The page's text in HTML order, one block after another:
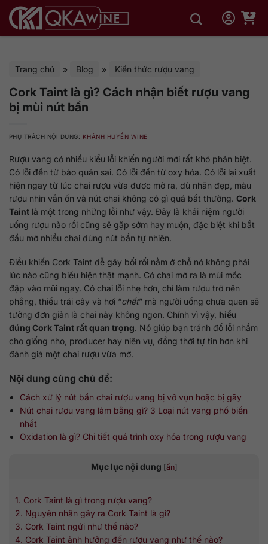
qua
Trang chủ » Blog » Kiến thức rượu vang
Cork Taint là gì? Cách nhận biết rượu vang
bị mùi nút bần
PHỤ TRÁCH NỘI DUNG: KHÁNH HUYỀN WINE
Rượu vang có nhiều kiểu lỗi khiến người mới rất khó phân biệt.
Có lỗi đến từ bảo quản sai. Có lỗi đến từ oxy hóa. Có lỗi lại xuất
hiện ngay từ lúc chai rượu vừa được mở ra, dù nhãn đẹp, màu
rượu nhìn vẫn ổn và nút chai không có gì quá bất thường. Cork
Taint là một trong những lỗi như vậy. Đây là khái niệm người
uống rượu nào rồi cũng sẽ gặp sớm hay muộn, đặc biệt khi bắt
đầu mở nhiều chai dùng nút bần tự nhiên.
Điều khiến Cork Taint dễ gây bối rối nằm ở chỗ nó không phải
lúc nào cũng biểu hiện thật mạnh. Có chai mở ra là mùi mốc
đập vào mũi ngay. Có chai lỗi nhẹ hơn, chỉ làm rượu trở nên
phẳng, thiếu trái cây và hơi “chết” mà người uống chưa quen sẽ
tưởng đơn giản là chai này không ngon. Chính vì vậy, hiểu
đúng Cork Taint rất quan trọng. Nó giúp bạn tránh đổ lỗi nhầm
cho giống nho, producer hay niên vụ, đồng thời tự tin hơn khi
đánh giá một chai rượu vừa mở.
Nội dung cùng chủ đề:
Cách xử lý nút bần chai rượu vang bị vỡ vụn hoặc bị gãy
Nút chai rượu vang làm bằng gì? 3 Loại nút vang phổ biến
nhất
Oxidation là gì? Chi tiết quá trình oxy hóa trong rượu vang
Mục lục nội dung [ẩn]
1. Cork Taint là gì trong rượu vang?
2. Nguyên nhân gây ra Cork Taint là gì?
3. Cork Taint ngửi như thế nào?
4. Cork Taint ảnh hưởng đến rượu vang như thế nào?